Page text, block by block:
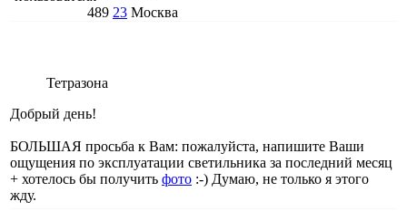
489 23 Москва
Тетразона
Добрый день!
БОЛЬШАЯ просьба к Вам: пожалуйста, напишите Ваши
ощущения по эксплуатации светильника за последний месяц
+ хотелось бы получить фото :-) Думаю, не только я этого
жду.